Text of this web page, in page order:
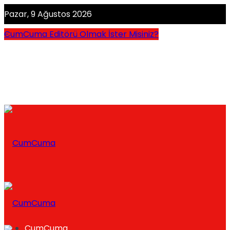
Pazar, 9 Ağustos 2026
CumCuma Editörü Olmak İster Misiniz?